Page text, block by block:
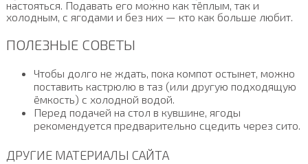
настояться. Подавать его можно как тёплым, так и
холодным, с ягодами и без них — кто как больше любит.
ПОЛЕЗНЫЕ СОВЕТЫ
Чтобы долго не ждать, пока компот остынет, можно
поставить кастрюлю в таз (или другую подходящую
ёмкость) с холодной водой.
Перед подачей на стол в кувшине, ягоды
рекомендуется предварительно сцедить через сито.
ДРУГИЕ МАТЕРИАЛЫ САЙТА